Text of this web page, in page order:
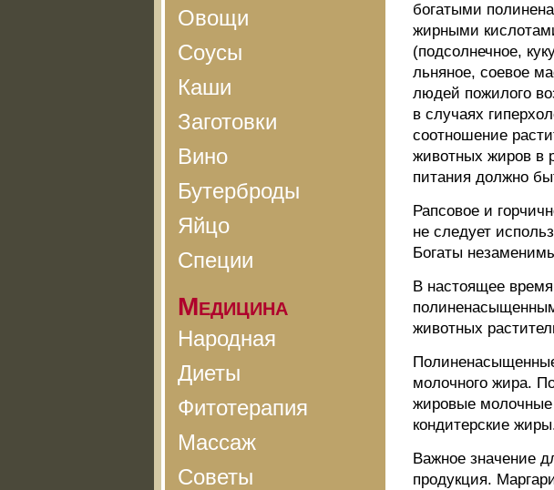
Овощи
Соусы
Каши
Заготовки
Вино
Бутерброды
Яйцо
Специи
Медицина
Народная
Диеты
Фитотерапия
Массаж
Советы
богатыми
жирными
(подсолнечное,
льняное, соевое
людей пожилого
в случаях
соотношение
животных жиров в
питания должно
Рапсовое и
не следует
Богаты
В настоящее
животных
молочного жира.
жировые молочные
кондитерские
Важное значение
продукция.